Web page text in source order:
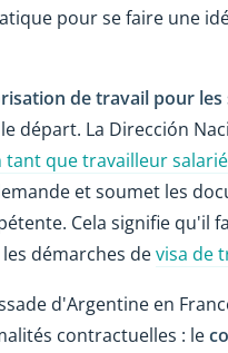
pour se faire une
de travail pour les
départ. La Dirección
que travailleur salarié
et soumet les
Cela signifie qu'il
démarches devisa de
d'Argentine en
contractuelles : le